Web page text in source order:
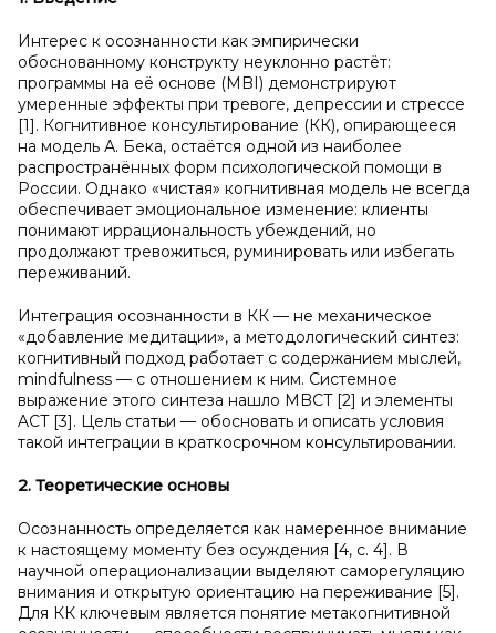
Интерес к осознанности как эмпирически
обоснованному конструкту неуклонно растёт:
программы на её основе (MBI) демонстрируют
умеренные эффекты при тревоге, депрессии и стрессе
[1]. Когнитивное консультирование (КК), опирающееся
на модель А. Бека, остаётся одной из наиболее
распространённых форм психологической помощи в
России. Однако «чистая» когнитивная модель не всегда
обеспечивает эмоциональное изменение: клиенты
понимают иррациональность убеждений, но
продолжают тревожиться, руминировать или избегать
переживаний.
Интеграция осознанности в КК — не механическое
«добавление медитации», а методологический синтез:
когнитивный подход работает с содержанием мыслей,
mindfulness — с отношением к ним. Системное
выражение этого синтеза нашло MBCT [2] и элементы
ACT [3]. Цель статьи — обосновать и описать условия
такой интеграции в краткосрочном консультировании.
2. Теоретические основы
Осознанность определяется как намеренное внимание
к настоящему моменту без осуждения [4, с. 4]. В
научной операционализации выделяют саморегуляцию
внимания и открытую ориентацию на переживание [5].
Для КК ключевым является понятие метакогнитивной